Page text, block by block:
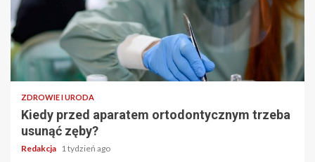
ZDROWIE I URODA
Kiedy przed aparatem ortodontycznym trzeba
usunąć zęby?
Redakcja 1 tydzień ago